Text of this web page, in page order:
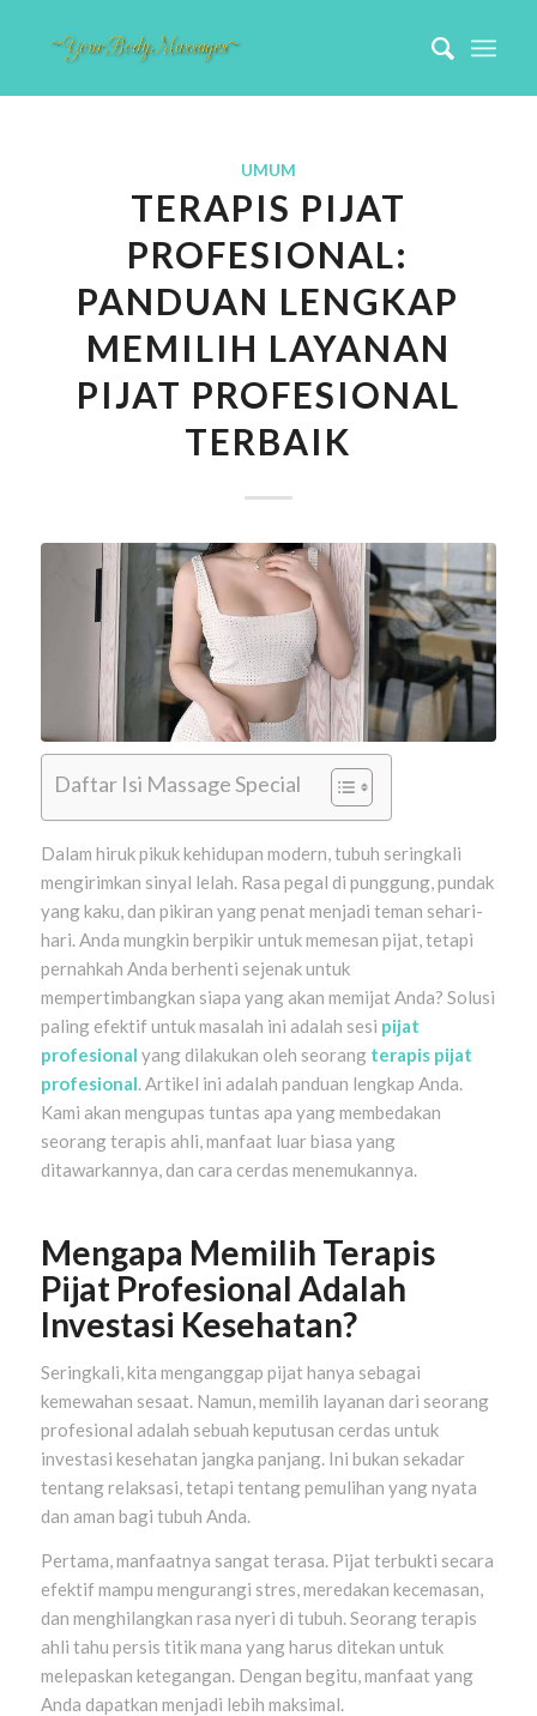
UMUM
TERAPIS PIJAT
PROFESIONAL:
PANDUAN LENGKAP
MEMILIH LAYANAN
PIJAT PROFESIONAL
TERBAIK
Daftar Isi Massage Special
Dalam hiruk pikuk kehidupan modern, tubuh seringkali
mengirimkan sinyal lelah. Rasa pegal di punggung, pundak
yang kaku, dan pikiran yang penat menjadi teman sehari-
hari. Anda mungkin berpikir untuk memesan pijat, tetapi
pernahkah Anda berhenti sejenak untuk
mempertimbangkan siapa yang akan memijat Anda? Solusi
paling efektif untuk masalah ini adalah sesi pijat
profesional yang dilakukan oleh seorang terapis pijat
profesional. Artikel ini adalah panduan lengkap Anda.
Kami akan mengupas tuntas apa yang membedakan
seorang terapis ahli, manfaat luar biasa yang
ditawarkannya, dan cara cerdas menemukannya.
Mengapa Memilih Terapis
Pijat Profesional Adalah
Investasi Kesehatan?
Seringkali, kita menganggap pijat hanya sebagai
kemewahan sesaat. Namun, memilih layanan dari seorang
profesional adalah sebuah keputusan cerdas untuk
investasi kesehatan jangka panjang. Ini bukan sekadar
tentang relaksasi, tetapi tentang pemulihan yang nyata
dan aman bagi tubuh Anda.
Pertama, manfaatnya sangat terasa. Pijat terbukti secara
efektif mampu mengurangi stres, meredakan kecemasan,
dan menghilangkan rasa nyeri di tubuh. Seorang terapis
ahli tahu persis titik mana yang harus ditekan untuk
melepaskan ketegangan. Dengan begitu, manfaat yang
Anda dapatkan menjadi lebih maksimal.